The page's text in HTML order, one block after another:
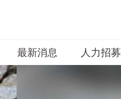
最新消息 人力招募